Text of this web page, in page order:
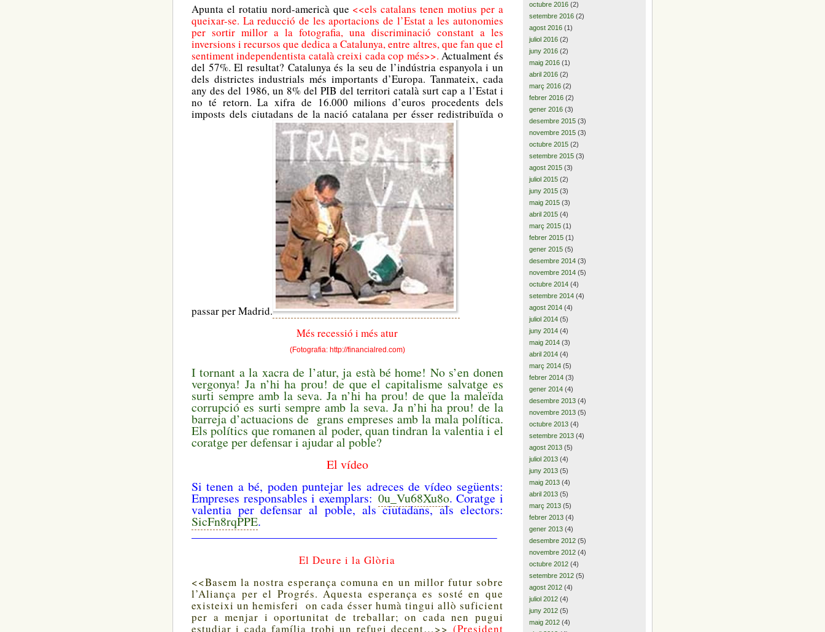
Apunta el rotatiu nord-americà que <<els catalans tenen motius per a
queixar-se. La reducció de les aportacions de l’Estat a les autonomies
per sortir millor a la fotografia, una discriminació constant a les
inversions i recursos que dedica a Catalunya, entre altres, que fan que el
sentiment independentista català creixi cada cop més>>.Actualment és
del 57%. El resultat? Catalunya és la seu de l’indústria espanyola i un
dels districtes industrials més importants d’Europa. Tanmateix, cada
any des del 1986, un 8% del PIB del territori català surt cap a l’Estat i
no té retorn. La xifra de 16.000 milions d’euros procedents dels
imposts dels ciutadans de la nació catalana per ésser redistribuïda o
passar per Madrid.
Més recessió i més atur
(Fotografia: http://financialred.com)
I tornant a la xacra de l’atur, ja està bé home! No s’en donen
vergonya! Ja n’hi ha prou! de que el capitalisme salvatge es
surti sempre amb la seva. Ja n’hi ha prou! de que la maleïda
corrupció es surti sempre amb la seva. Ja n’hi ha prou! de la
barreja d’actuacions de grans empreses amb la mala política.
Els polítics que romanen al poder, quan tindran la valentia i el
coratge per defensar i ajudar al poble?
El vídeo
Si tenen a bé, poden puntejar les adreces de vídeo següents:
Empreses responsables i exemplars: 0u_Vu68Xu8o. Coratge i
valentia per defensar al poble, als ciutadans, als electors:
SicFn8rqPPE.
———————————————————————————————————–
El Deure i la Glòria
<<Basem la nostra esperança comuna en un millor futur sobre
l’Aliança per el Progrés. Aquesta esperança es sosté en que
existeixi un hemisferi on cada ésser humà tingui allò suficient
per a menjar i oportunitat de treballar; on cada nen pugui
estudiar i cada família trobi un refugi decent…>> (President
octubre 2016 (2)
setembre 2016 (2)
agost 2016 (1)
juliol 2016 (2)
juny 2016 (2)
maig 2016 (1)
abril 2016 (2)
març 2016 (2)
febrer 2016 (2)
gener 2016 (3)
desembre 2015 (3)
novembre 2015 (3)
octubre 2015 (2)
setembre 2015 (3)
agost 2015 (3)
juliol 2015 (2)
juny 2015 (3)
maig 2015 (3)
abril 2015 (4)
març 2015 (1)
febrer 2015 (1)
gener 2015 (5)
desembre 2014 (3)
novembre 2014 (5)
octubre 2014 (4)
setembre 2014 (4)
agost 2014 (4)
juliol 2014 (5)
juny 2014 (4)
maig 2014 (3)
abril 2014 (4)
març 2014 (5)
febrer 2014 (3)
gener 2014 (4)
desembre 2013 (4)
novembre 2013 (5)
octubre 2013 (4)
setembre 2013 (4)
agost 2013 (5)
juliol 2013 (4)
juny 2013 (5)
maig 2013 (4)
abril 2013 (5)
març 2013 (5)
febrer 2013 (4)
gener 2013 (4)
desembre 2012 (5)
novembre 2012 (4)
octubre 2012 (4)
setembre 2012 (5)
agost 2012 (4)
juliol 2012 (4)
juny 2012 (5)
maig 2012 (4)